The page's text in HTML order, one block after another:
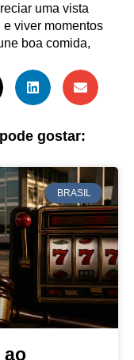
uma vista
viver momentos
boa comida,
gostar:
BRASIL
ao